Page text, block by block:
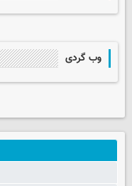
وب گردی